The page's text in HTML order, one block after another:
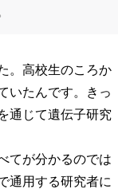
。高校生のころか
いたんです。きっ
通じて遺伝子研究
てが分かるのでは
通用する研究者に